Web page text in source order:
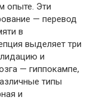
опыте. Эти
— перевод
в
выделяет три
и
— гиппокампе,
типы
и